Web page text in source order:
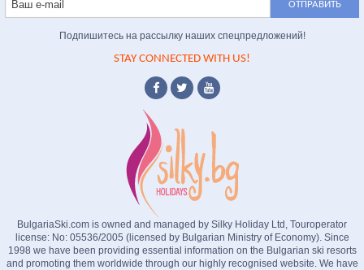
Подпишитесь на рассылку наших спецпредложений!
STAY CONNECTED WITH US!
BulgariaSki.com is owned and managed by Silky Holiday Ltd, Touroperator
license: No: 05536/2005 (licensed by Bulgarian Ministry of Economy). Since
1998 we have been providing essential information on the Bulgarian ski resorts
and promoting them worldwide through our highly recognised website. We have